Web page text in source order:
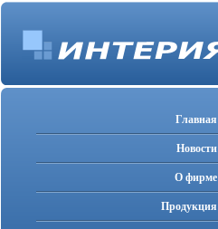
Главная
Новости
О фирме
Продукция